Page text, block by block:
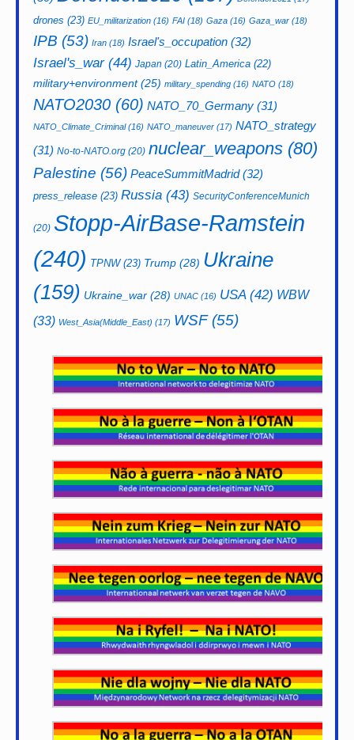
drones (23) EU_militarization (16) FAI (18) Gaza (16) Gaza_war (18)
IPB (53) Iran (18) Israel's_occupation (32)
Israel's_war(44) Japan (20) Latin_America (22)
military+environment(25) military_spending (16) NATO (18)
NATO2030 (60) NATO_70_Germany (31)
NATO_Climate_Criminal(16) NATO_maneuver (17) NATO_strategy
(31) No-to-NATO.org (20) nuclear_weapons (80)
Palestine (56) PeaceSummitMadrid(32)
press_release (23) Russia (43) SecurityConferenceMunich
(20) Stopp-AirBase-Ramstein
(240) TPNW(23) Trump (28) Ukraine
(159) Ukraine_war (28) UNAC (16) USA(42) WBW
(33) West_Asia(Middle_East) (17) WSF(55)